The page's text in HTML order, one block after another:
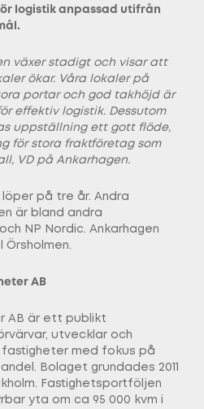
logistik anpassad utifrån
växer stadigt och visar att
ökar. Våra lokaler på
portar och god takhöjd är
effektiv logistik. Dessutom
uppställning ett gott flöde,
för stora fraktföretag som
VD på Ankarhagen.
på tre år. Andra
är bland andra
NP Nordic. Ankarhagen
Örsholmen.
AB
AB är ett publikt
utvecklar och
med fokus på
Bolaget grundades 2011
Fastighetsportföljen
yta om ca 95 000 kvm i